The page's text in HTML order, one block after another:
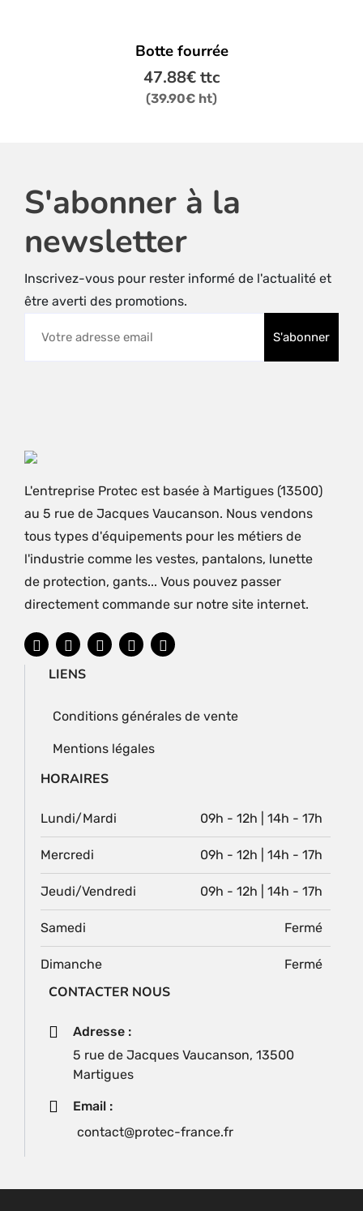
être
choisies
la
du
produit
Botte fourrée
47.88€ttc
(39.90€ ht)
S'abonner à la
newsletter
Inscrivez-vous pour rester informé de l'actualité et
être averti des promotions.
L'entreprise Protec est basée à Martigues (13500)
au 5 rue de Jacques Vaucanson. Nous vendons
tous types d'équipements pour les métiers de
l'industrie comme les vestes, pantalons, lunette
de protection, gants... Vous pouvez passer
directement commande sur notre site internet.
LIENS
Conditions générales de vente
Mentions légales
HORAIRES
Lundi/Mardi 09h - 12h | 14h - 17h
Mercredi 09h - 12h | 14h - 17h
Jeudi/Vendredi 09h - 12h | 14h - 17h
Samedi Fermé
Dimanche Fermé
CONTACTER NOUS
Adresse :
5 rue de Jacques Vaucanson, 13500
Martigues
Email :
contact@protec-france.fr